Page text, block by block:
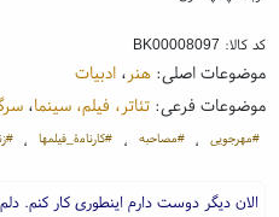
کد کالا: BK00008097
موضوعات اصلی:هنر ،ادبیات
موضوعات فرعی:تئاتر، فیلم، سینما،
#مهرجویی ، #مصاحبه ، #کارنامۀ_فیلمها ،
الان دیگر دوست دارم اینطوری کار کنم.